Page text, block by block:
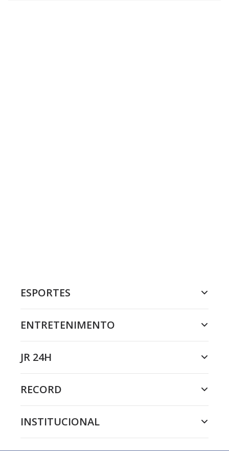
ESPORTES
ENTRETENIMENTO
JR 24H
RECORD
INSTITUCIONAL